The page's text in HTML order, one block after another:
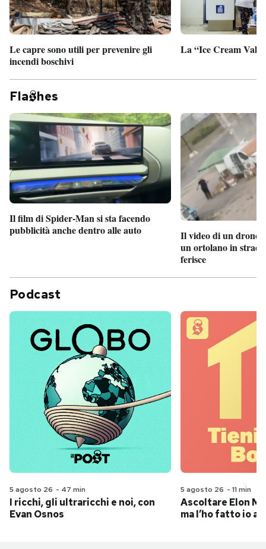
Le capre sono utili per prevenire gli
incendi boschivi
La “Ice Cream
Fla hes
Il film di Spider-Man si sta facendo
pubblicità anche dentro alle auto
Il video di un drone
un ortolano in
ferisce
Podcast
5 agosto 26 - 47 min
I ricchi, gli ultraricchi e noi, con
Evan Osnos
5 agosto 26 - 11 min
Ascoltare Elon
ma l’ho fatto io